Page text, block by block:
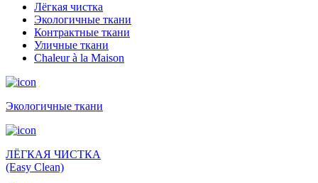
Лёгкая чистка
Экологичные ткани
Контрактные ткани
Уличные ткани
Сhaleur à la Maison
Экологичные ткани
ЛЁГКАЯ ЧИСТКА
(Easy Clean)